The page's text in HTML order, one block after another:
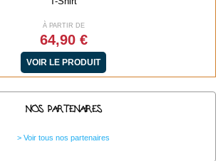
À PARTIR DE
29,90 €
VOIR LE PRODUIT
NOS PARTENAIRES
Voir tous nos partenaires